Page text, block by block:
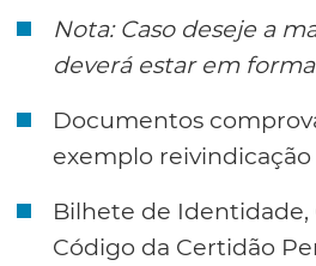
Nota: Caso deseje a
deverá estar em
Documentos
exemplo
Bilhete de Identidade,
Código da Certidão